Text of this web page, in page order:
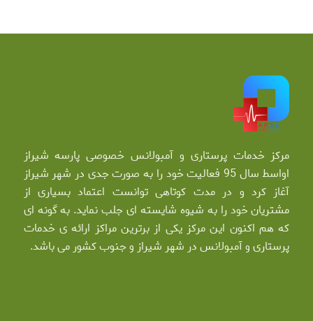
مرکز خدمات پرستاری و آمبولانس خصوصی پارسه شیراز
اواسط سال 95 فعالیت خود را به صورت جدی در شهر شیراز
آغاز کرد و در مدت کوتاهی توانست اعتماد بسیاری از
مشتریان خود را به شیوه شایسته ای جلب نماید. به گونه ای
که هم اکنون این مرکز یکی از برترین مراکز ارائه ی خدمات
پرستاری و آمبولانس در شهر شیراز و جنوب کشور می باشد.